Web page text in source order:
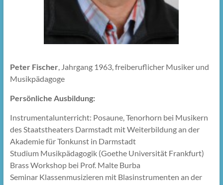
Peter Fischer, Jahrgang 1963, freiberuflicher Musiker und
Musikpädagoge
Persönliche Ausbildung:
Instrumentalunterricht: Posaune, Tenorhorn bei Musikern
des Staatstheaters Darmstadt mit Weiterbildung an der
Akademie für Tonkunst in Darmstadt
Studium Musikpädagogik (Goethe Universität Frankfurt)
Brass Workshop bei Prof. Malte Burba
Seminar Klassenmusizieren mit Blasinstrumenten an der